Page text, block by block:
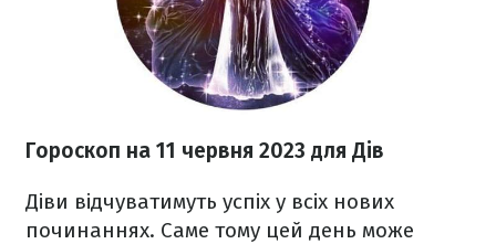
Гороскоп на 11 червня 2023 для Дів
Діви відчуватимуть успіх у всіх нових
починаннях. Саме тому цей день може